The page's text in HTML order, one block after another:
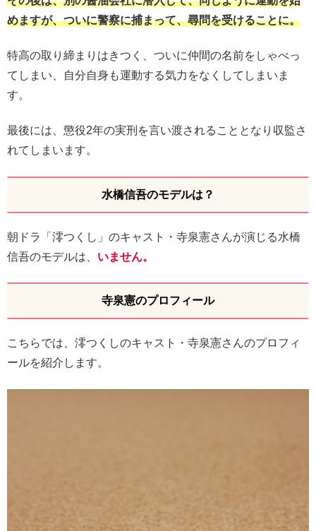
めますが、ついに警察に捕まって、尋問を受けることに。
特高の取り締まりはきつく、ついに仲間の名前をしゃべっ
てしまい、自分自身も運動する気力をなくしてしまいま
す。
最後には、懲役2年の実刑を言い渡されることとなり収監さ
れてしまいます。
水橋信吾のモデルは？
朝ドラ「澪つくし」のキャスト・寺泉憲さんが演じる水橋
信吾のモデルは、 いません。
寺泉憲のプロフィール
こちらでは、澪つくしのキャスト・寺泉憲さんのプロフィ
ールを紹介します。